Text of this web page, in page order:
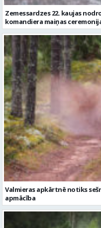
Valmieras apkārtnē notiks
apmācība